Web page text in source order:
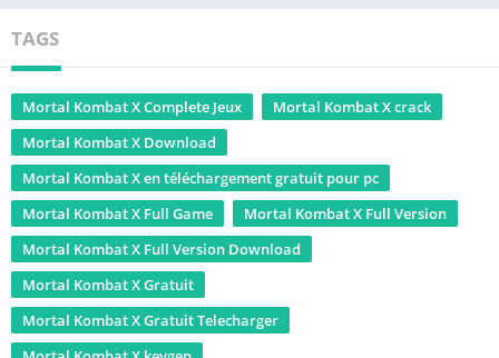
TAGS
Mortal Kombat X Complete Jeux
Mortal Kombat X crack
Mortal Kombat X Download
Mortal Kombat X en téléchargement gratuit pour pc
Mortal Kombat X Full Game
Mortal Kombat X Full Version
Mortal Kombat X Full Version Download
Mortal Kombat X Gratuit
Mortal Kombat X Gratuit Telecharger